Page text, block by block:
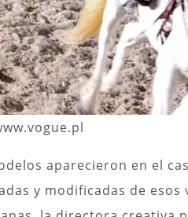
aparecieron en el
y modificadas de